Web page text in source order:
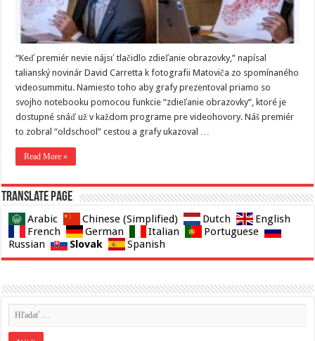
“Keď premiér nevie nájsť tlačidlo zdieľanie obrazovky,” napísal
talianský novinár David Carretta k fotografii Matoviča zo spomínaného
videosummitu. Namiesto toho aby grafy prezentoval priamo so
svojho notebooku pomocou funkcie “zdieľanie obrazovky”, ktoré je
dostupné snáď už v každom programe pre videohovory. Náš premiér
to zobral “oldschool” cestou a grafy ukazoval …
Read More »
Translate page
Arabic Chinese (Simplified) Dutch
English
French
German Italian
Portuguese
Russian
Slovak Spanish